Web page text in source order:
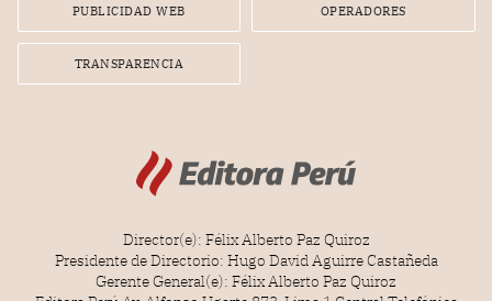
PUBLICIDAD WEB OPERADORES
TRANSPARENCIA
Director(e): Félix Alberto Paz Quiroz
Presidente de Directorio: Hugo David Aguirre Castañeda
Gerente General(e): Félix Alberto Paz Quiroz